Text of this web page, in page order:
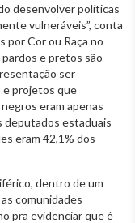
desenvolver políticas
vulneráveis”, conta
por Cor ou Raça no
e pretos são
ser
e projetos que
eram apenas
deputados estaduais
eram 42,1% dos
dentro de um
comunidades
pra evidenciar que é